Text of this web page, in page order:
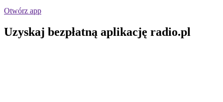
Otwórz app
Uzyskaj bezpłatną aplikację radio.pl